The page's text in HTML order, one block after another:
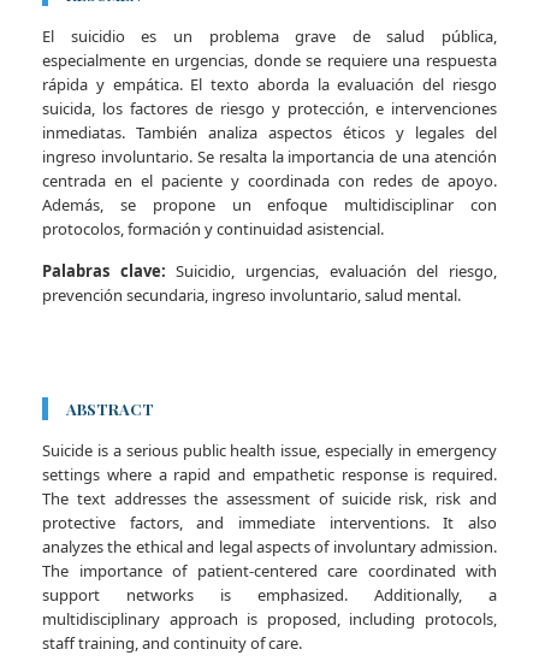
El suicidio es un problema grave de salud pública,
especialmente en urgencias, donde se requiere una respuesta
rápida y empática. El texto aborda la evaluación del riesgo
suicida, los factores de riesgo y protección, e intervenciones
inmediatas. También analiza aspectos éticos y legales del
ingreso involuntario. Se resalta la importancia de una atención
centrada en el paciente y coordinada con redes de apoyo.
Además, se propone un enfoque multidisciplinar con
protocolos, formación y continuidad asistencial.
Palabras clave: Suicidio, urgencias, evaluación del riesgo,
prevención secundaria, ingreso involuntario, salud mental.
ABSTRACT
Suicide is a serious public health issue, especially in emergency
settings where a rapid and empathetic response is required.
The text addresses the assessment of suicide risk, risk and
protective factors, and immediate interventions. It also
analyzes the ethical and legal aspects of involuntary admission.
The importance of patient-centered care coordinated with
support networks is emphasized. Additionally, a
multidisciplinary approach is proposed, including protocols,
staff training, and continuity of care.